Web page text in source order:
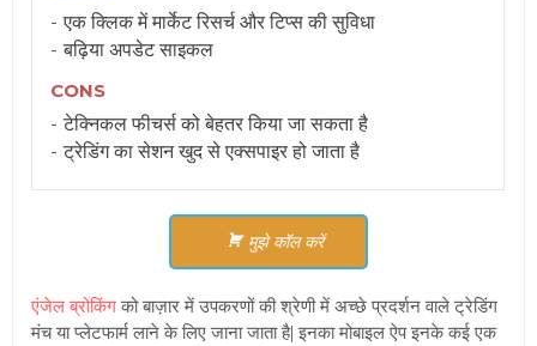
एक क्लिक में मार्केट रिसर्च और टिप्स की सुविधा
बढ़िया अपडेट साइकल
CONS
टेक्निकल फीचर्स को बेहतर किया जा सकता है
ट्रेडिंग का सेशन खुद से एक्सपाइर हो जाता है
मुझे कॉल करें
एंजेल ब्रोकिंगको बाज़ार में उपकरणों की श्रेणी में अच्छे प्रदर्शन वाले ट्रेडिंग
मंच या प्लेटफार्म लाने के लिए जाना जाता है| इनका मोबाइल ऐप इनके कई एक